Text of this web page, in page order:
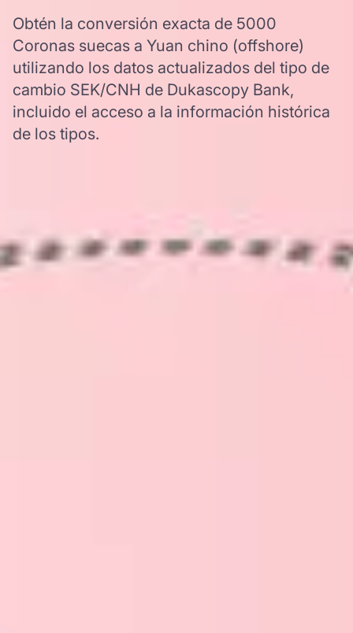
Obtén la conversión exacta de 5000
Coronas suecas a Yuan chino (offshore)
utilizando los datos actualizados del tipo de
cambio SEK/CNH de Dukascopy Bank,
incluido el acceso a la información histórica
de los tipos.